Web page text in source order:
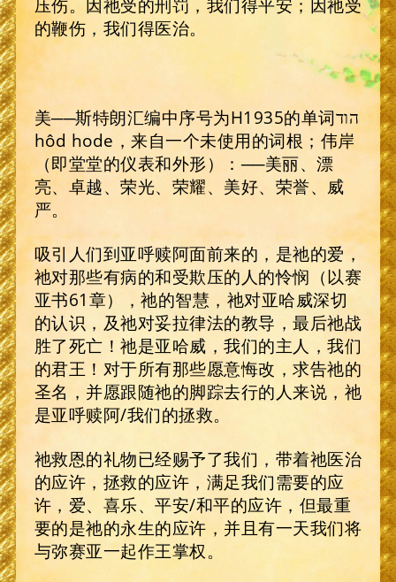
压伤。因祂受的刑罚，我们得平安；因祂受
的鞭伤，我们得医治。
美──斯特朗汇编中序号为H1935的单词הוד
hôd hode，来自一个未使用的词根；伟岸
（即堂堂的仪表和外形）：──美丽、漂
亮、卓越、荣光、荣耀、美好、荣誉、威
严。
吸引人们到亚呼赎阿面前来的，是祂的爱，
祂对那些有病的和受欺压的人的怜悯（以赛
亚书61章），祂的智慧，祂对亚哈威深切
的认识，及祂对妥拉律法的教导，最后祂战
胜了死亡！祂是亚哈威，我们的主人，我们
的君王！对于所有那些愿意悔改，求告祂的
圣名，并愿跟随祂的脚踪去行的人来说，祂
是亚呼赎阿/我们的拯救。
祂救恩的礼物已经赐予了我们，带着祂医治
的应许，拯救的应许，满足我们需要的应
许，爱、喜乐、平安/和平的应许，但最重
要的是祂的永生的应许，并且有一天我们将
与弥赛亚一起作王掌权。